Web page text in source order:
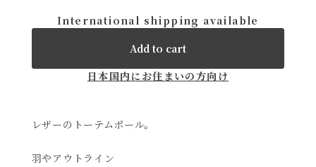
International shipping available
Add to cart
日本国内にお住まいの方向け
レザーのトーテムポール。
羽やアウトライン